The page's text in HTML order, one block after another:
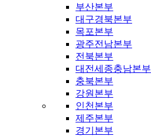
부산본부
대구경북본부
목포본부
광주전남본부
전북본부
대전세종충남본부
충북본부
강원본부
인천본부
제주본부
경기본부